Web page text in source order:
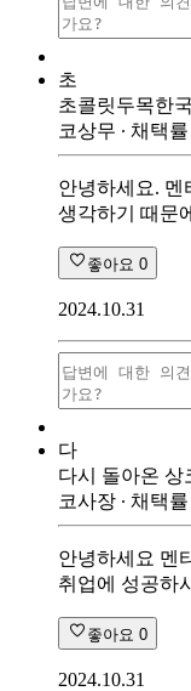
초
초콜릿두목한
코상무 ∙ 채택률
안녕하세요. 멘
생각하기 때문
좋아요 0
2024.10.31
다
다시 돌아온 상
코사장 ∙ 채택률
안녕하세요 멘
취업에 성공하
좋아요 0
2024.10.31